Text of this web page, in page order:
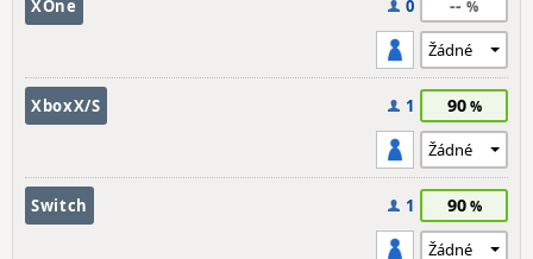
XOne 0 --
XboxX/S 1 90
Switch 1 90